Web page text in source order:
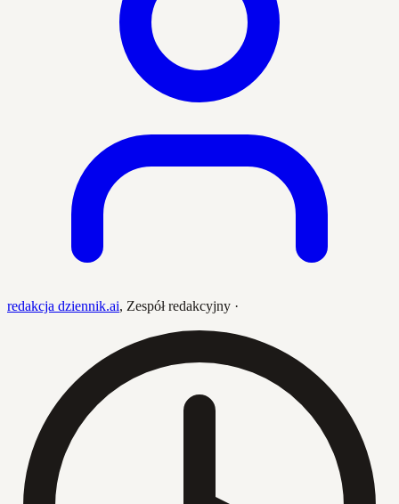
redakcja dziennik.ai, Zespół redakcyjny ·